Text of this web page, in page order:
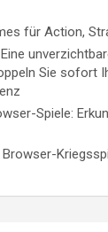
für Action,
Sie sofort
Spiele: